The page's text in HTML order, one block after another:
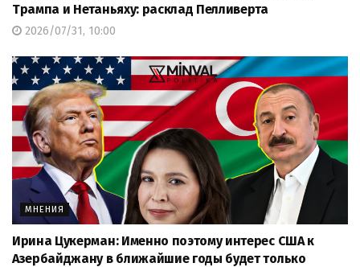
Трампа и Нетаньяху: расклад Пелливерта
2026/07/31, 10:00
МНЕНИЯ
Ирина Цукерман: Именно поэтому интерес США к
Азербайджану в ближайшие годы будет только